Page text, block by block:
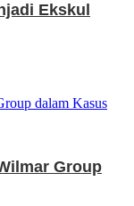
Ekskul
Group